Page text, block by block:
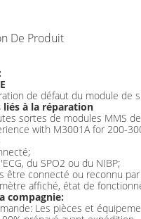
De Produit
de défaut du module de
liés à la réparation
sortes de modules MMS
with M3001A for 200-
du SPO2 ou du NIBP;
être connecté ou reconnu
affiché, état de
compagnie:
Les pièces et